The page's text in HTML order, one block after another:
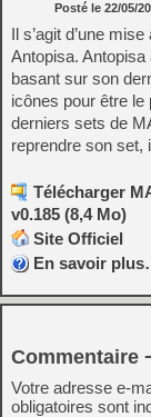
Posté le 22/05/
Il s’agit d’une
Antopisa.
basant sur son
icônes pour être
derniers sets de
reprendre son set,
Télécharger
v0.185 (8,4 Mo)
Site Officiel
En savoir
Commentaire
Votre adresse e-
obligatoires sont